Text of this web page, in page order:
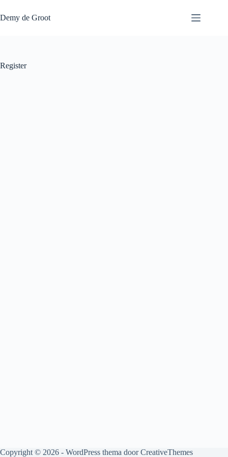
naar
de
Demy de Groot
Register
Copyright © 2026 - WordPress thema doorCreativeThemes